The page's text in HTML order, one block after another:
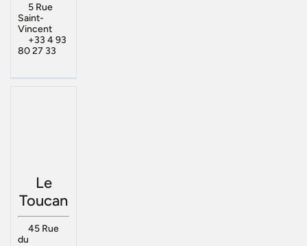
5 Rue
Saint-
Vincent
+33 4 93
80 27 33
Le
Toucan
45 Rue
du